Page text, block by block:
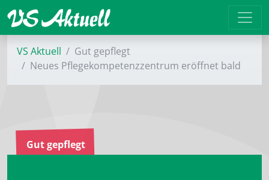
VS Aktuell
Gut gepflegt
Neues Pflegekompetenzzentrum eröffnet bald
Gut gepflegt